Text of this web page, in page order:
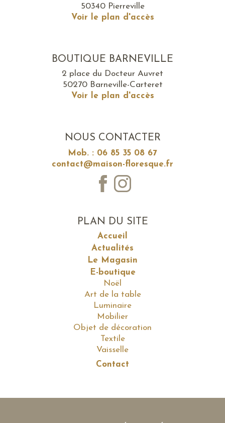
50340 Pierreville
Voir le plan d'accès
BOUTIQUE BARNEVILLE
2 place du Docteur Auvret
50270 Barneville-Carteret
Voir le plan d'accès
NOUS CONTACTER
Mob. : 06 85 35 08 67
contact@maison-floresque.fr
PLAN DU SITE
Accueil
Actualités
Le Magasin
E-boutique
Noël
Art de la table
Luminaire
Mobilier
Objet de décoration
Textile
Vaisselle
Contact